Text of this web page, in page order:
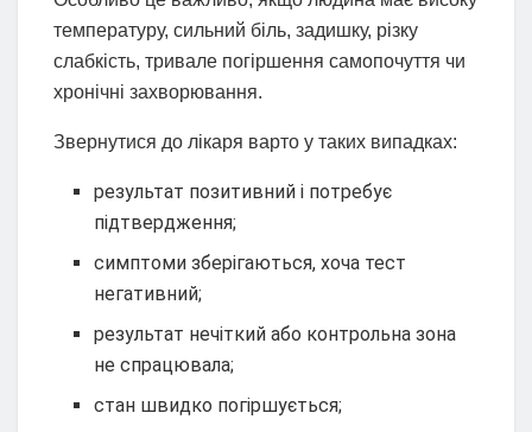
температуру, сильний біль, задишку, різку
слабкість, тривале погіршення самопочуття чи
хронічні захворювання.
Звернутися до лікаря варто у таких випадках:
результат позитивний і потребує
підтвердження;
симптоми зберігаються, хоча тест
негативний;
результат нечіткий або контрольна зона
не спрацювала;
стан швидко погіршується;